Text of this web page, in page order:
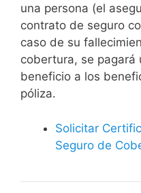
una persona (el
contrato de seguro
caso de su
cobertura, se pagará
beneficio a los
póliza.
Solicitar
Seguro de